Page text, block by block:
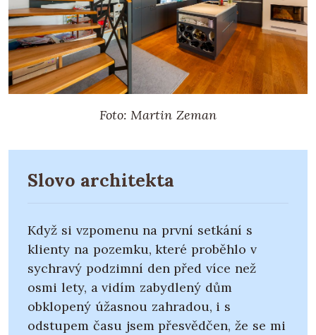
Foto: Martin Zeman
Slovo architekta
Když si vzpomenu na první setkání s
klienty na pozemku, které proběhlo v
sychravý podzimní den před více než
osmi lety, a vidím zabydlený dům
obklopený úžasnou zahradou, i s
odstupem času jsem přesvědčen, že se mi